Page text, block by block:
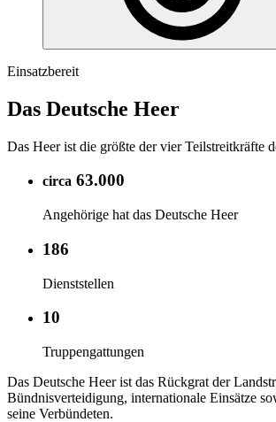
Einsatzbereit
Das Deutsche Heer
Das Heer ist die größte der vier Teilstreitkräfte
circa 63.000
Angehörige hat das Deutsche Heer
186
Dienststellen
10
Truppengattungen
Das Deutsche Heer ist das Rückgrat der
Bündnisverteidigung, internationale Einsätze
seine Verbündeten.